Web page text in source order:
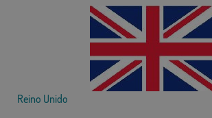
Reino Unido